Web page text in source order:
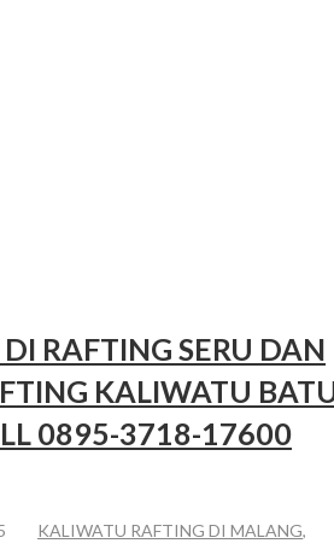
RAFTING SERU DAN
KALIWATU
0895-3718-17600
KALIWATU RAFTING DI MALANG,